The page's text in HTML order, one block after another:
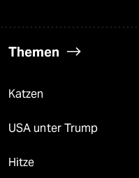
Themen
Katzen
USA unter Trump
Hitze